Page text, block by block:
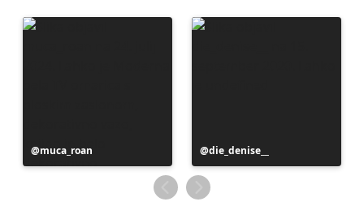
Objavo
je
muca_roan
Objavo
je
objavil
die_denise__